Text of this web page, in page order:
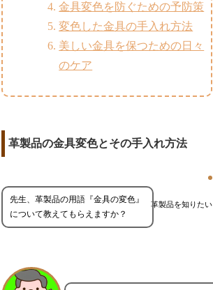
金具変色を防ぐための予防策
変色した金具の手入れ方法
美しい金具を保つための日々
のケア
革製品の金具変色とその手入れ方法
革製品を知りたい
先生、革製品の用語『金具の変色』
について教えてもらえますか？